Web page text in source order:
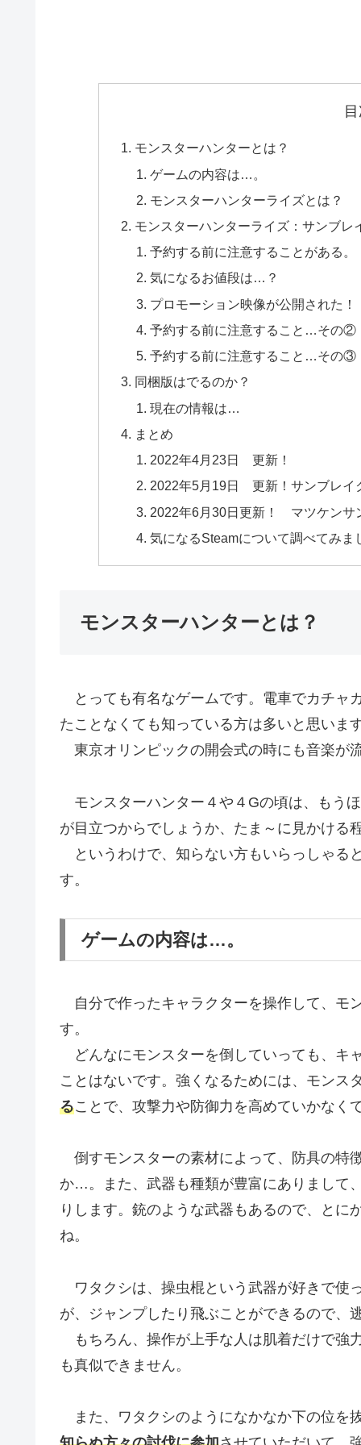
モンスターハンターとは？
ゲームの内容は…。
モンスターハンターライズとは？
モンスターハンターライズ：サンブレ
予約する前に注意することがある。
気になるお値段は…？
プロモーション映像が公開された！
予約する前に注意すること…その②
予約する前に注意すること…その③
同梱版はでるのか？
現在の情報は…
まとめ
2022年4月23日 更新！
2022年5月19日 更新！サンブレイ
2022年6月30日更新！ マツケンサ
気になるSteamについて調べてみま
モンスターハンターとは？
とっても有名なゲームです。電車でカチャ
たことなくても知っている方は多いと思いま
東京オリンピックの開会式の時にも音楽が
モンスターハンター４や４Gの頃は、もう
が目立つからでしょうか、たま～に見かける
というわけで、知らない方もいらっしゃる
す。
ゲームの内容は…。
自分で作ったキャラクターを操作して、モ
す。
どんなにモンスターを倒していっても、キ
ことはないです。強くなるためには、モンス
ることで、攻撃力や防御力を高めていかなく
倒すモンスターの素材によって、防具の特
か…。また、武器も種類が豊富にありまして
りします。銃のような武器もあるので、と
ね。
ワタクシは、操虫棍という武器が好きで使
が、ジャンプしたり飛ぶことができるので、
もちろん、操作が上手な人は肌着だけで強
も真似できません。
また、ワタクシのようになかなか下の位を